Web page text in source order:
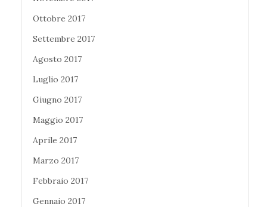
Ottobre 2017
Settembre 2017
Agosto 2017
Luglio 2017
Giugno 2017
Maggio 2017
Aprile 2017
Marzo 2017
Febbraio 2017
Gennaio 2017